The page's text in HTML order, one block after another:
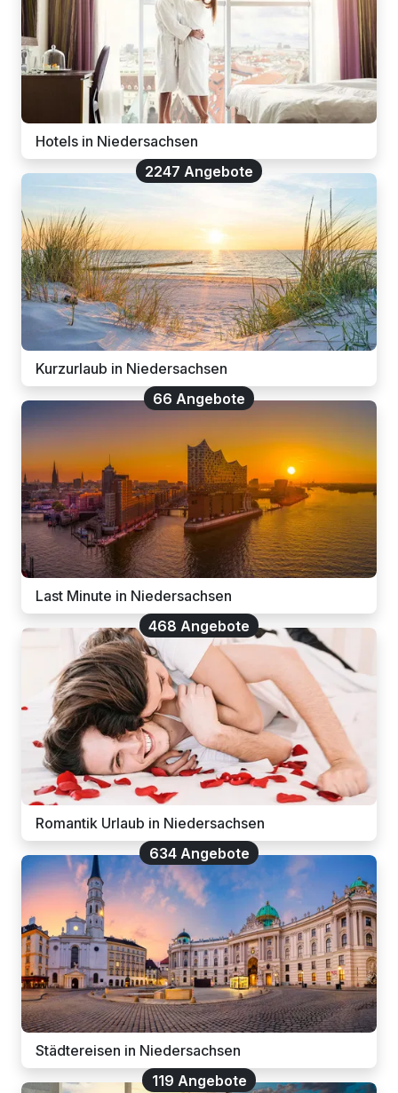
Hotels in Niedersachsen
2247 Angebote
Kurzurlaub in Niedersachsen
66 Angebote
Last Minute in Niedersachsen
468 Angebote
Romantik Urlaub in Niedersachsen
634 Angebote
Städtereisen in Niedersachsen
119 Angebote